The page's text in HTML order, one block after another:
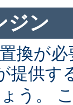
ジン
換が
提供す
う。